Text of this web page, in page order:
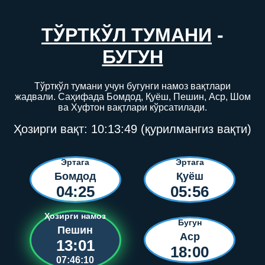
ТЎРТКЎЛ ТУМАНИ -
БУГУН
Тўрткўл тумани учун бугунги намоз вақтлари
жадвали. Саҳифада Бомдод, Қуёш, Пешин, Аср, Шом
ва Хуфтон вақтлари кўрсатилади.
Ҳозирги вақт: 10:13:49 (қурилмангиз вақти)
Эртага
Бомдод
04:25
Эртага
Қуёш
05:56
Ҳозирги намоз
Пешин
13:01
07:46:10
Бугун
Аср
18:00